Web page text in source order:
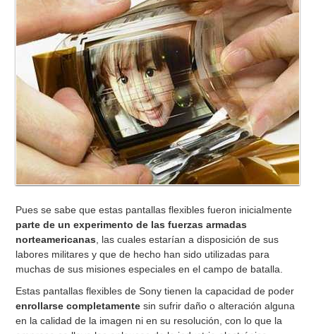
Pues se sabe que estas pantallas flexibles fueron inicialmente
parte de un experimento de las fuerzas armadas
norteamericanas , las cuales estarían a disposición de sus
labores militares y que de hecho han sido utilizadas para
muchas de sus misiones especiales en el campo de batalla.
Estas pantallas flexibles de Sony tienen la capacidad de poder
enrollarse completamente sin sufrir daño o alteración alguna
en la calidad de la imagen ni en su resolución, con lo que la